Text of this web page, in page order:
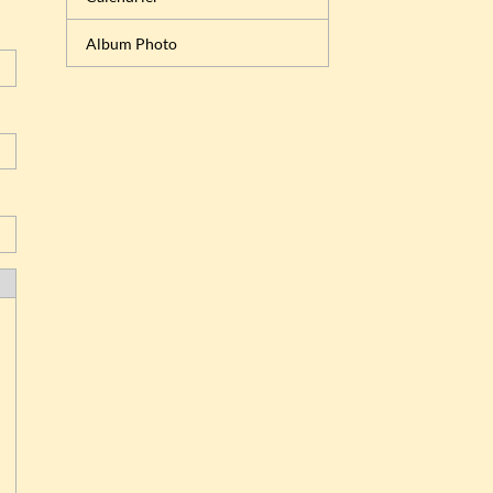
Album Photo